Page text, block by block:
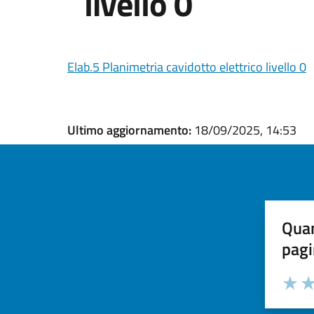
Elab.5 Planimetria cavidotto elettrico livello 0
Ultimo aggiornamento: 18/09/2025, 14:53
Valuta